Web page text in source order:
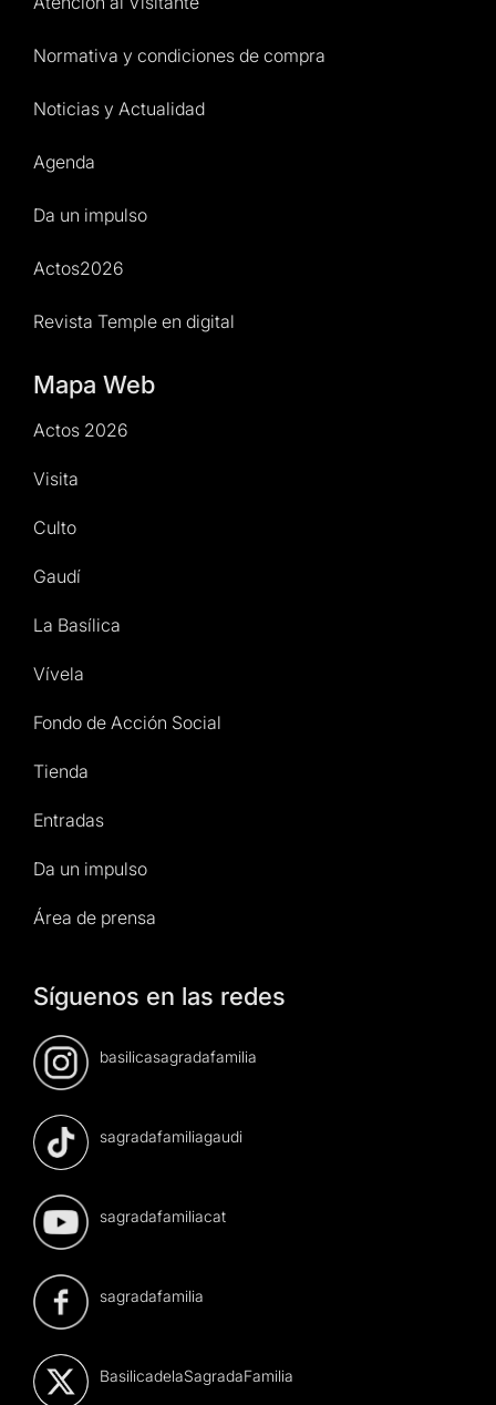
Normativa y condiciones de compra
Noticias y Actualidad
Agenda
Da un impulso
Actos2026
Revista Temple en digital
Mapa Web
Actos 2026
Visita
Culto
Gaudí
La Basílica
Vívela
Fondo de Acción Social
Tienda
Entradas
Da un impulso
Área de prensa
Síguenos en las redes
basilicasagradafamilia
sagradafamiliagaudi
sagradafamiliacat
sagradafamilia
BasilicadelaSagradaFamilia